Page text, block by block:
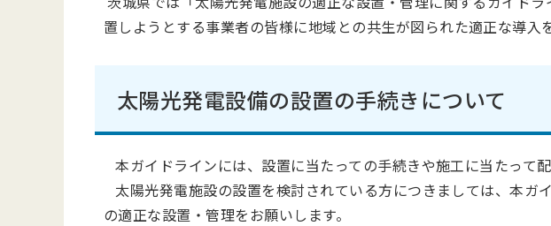
置しようとする事業者の皆様に地域との共生が図られた適正な導入
太陽光発電設備の設置の手続きについて
本ガイドラインには、設置に当たっての手続きや施工に当たって
太陽光発電施設の設置を検討されている方につきましては、本ガ
の適正な設置・管理をお願いします。